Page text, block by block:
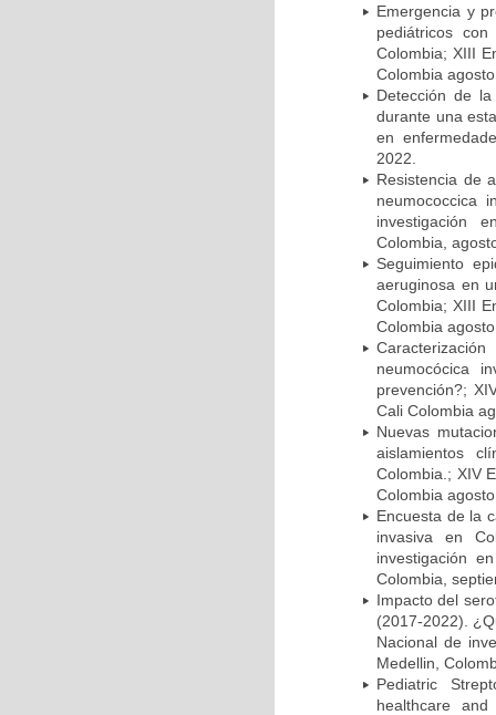
Emergencia y
pediátricos
Colombia; XIII
Colombia
Detección de
durante una
en
2022.
Resistencia de
neumococcica
investigación
Colombia,
Seguimiento
aeruginosa en
Colombia; XIII
Colombia
neumocócica
prevención?;
Cali Colombia
Nuevas
aislamientos
Colombia.; XIV
Colombia
Encuesta de la
invasiva en
investigación
Colombia,
Impacto del
(2017-2022).
Nacional de
Medellin,
Pediatric
healthcare and